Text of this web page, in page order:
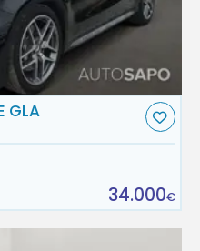
GLA
34.000€